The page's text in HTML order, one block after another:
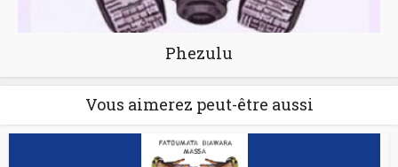
Phezulu
Vous aimerez peut-être aussi